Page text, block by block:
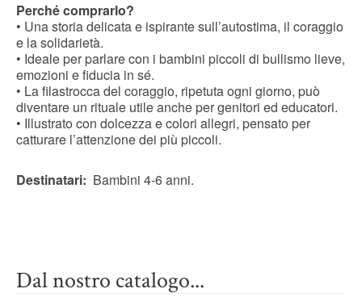
Perché comprarlo?
• Una storia delicata e ispirante sull’autostima, il coraggio
e la solidarietà.
• Ideale per parlare con i bambini piccoli di bullismo lieve,
emozioni e fiducia in sé.
• La filastrocca del coraggio, ripetuta ogni giorno, può
diventare un rituale utile anche per genitori ed educatori.
• Illustrato con dolcezza e colori allegri, pensato per
catturare l’attenzione dei più piccoli.
Destinatari: Bambini 4-6 anni.
Dal nostro catalogo...